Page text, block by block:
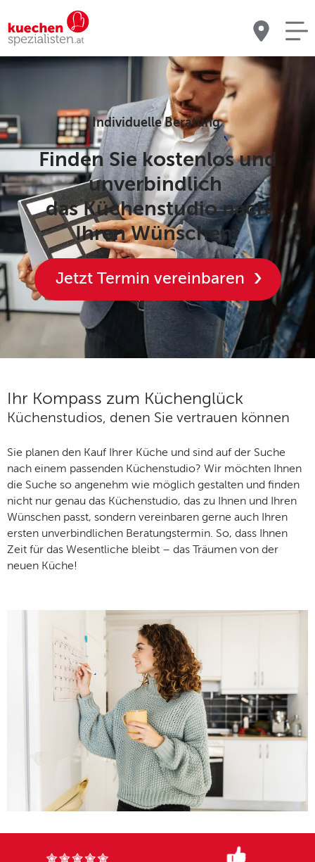
Individuelle Beratung
Finden Sie kostenlos und
unverbindlich
das Küchenstudio nach
Ihren Wünschen!
Jetzt Termin vereinbaren
Ihr Kompass zum Küchenglück
Küchenstudios, denen Sie vertrauen können
Sie planen den Kauf Ihrer Küche und sind auf der Suche
nach einem passenden Küchenstudio? Wir möchten Ihnen
die Suche so angenehm wie möglich gestalten und finden
nicht nur genau das Küchenstudio, das zu Ihnen und Ihren
Wünschen passt, sondern vereinbaren gerne auch Ihren
ersten unverbindlichen Beratungstermin. So, dass Ihnen
Zeit für das Wesentliche bleibt – das Träumen von der
neuen Küche!